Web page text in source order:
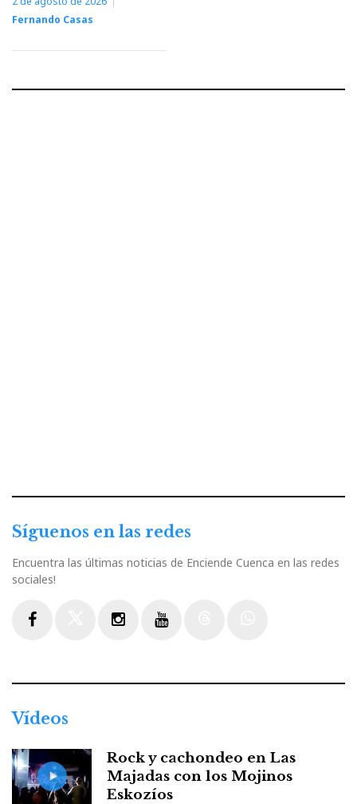
Fernando Casas
Síguenos en las redes
Encuentra las últimas noticias de Enciende Cuenca en las redes
sociales!
Vídeos
Rock y cachondeo en Las
Majadas con los Mojinos
Eskozíos